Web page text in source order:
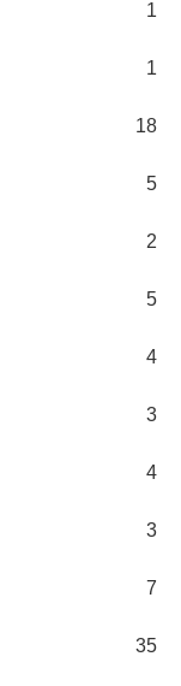
1
1
18
5
2
5
4
3
4
3
7
35